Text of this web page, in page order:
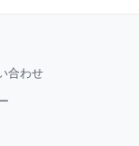
合わせ